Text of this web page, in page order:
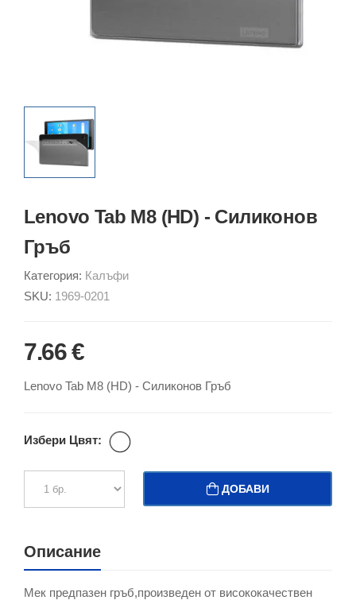
Lenovo Tab M8 (HD) - Силиконов
Гръб
Категория: Калъфи
SKU: 1969-0201
7.66 €
Lenovo Tab M8 (HD) - Силиконов Гръб
Избери Цвят:
ДОБАВИ
Описание
Мек предпазен гръб,произведен от висококачествен